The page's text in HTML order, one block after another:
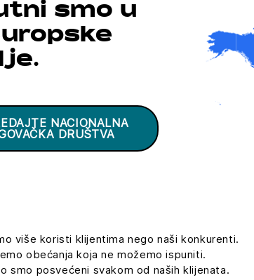
smo u
NACIONALNA
DRUŠTVA
više koristi klijentima nego naši konkurenti.
obećanja koja ne možemo ispuniti.
smo posvećeni svakom od naših klijenata.